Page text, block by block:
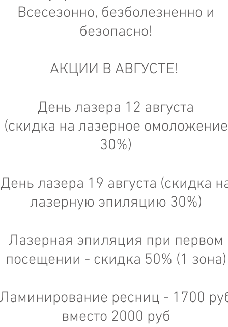
Всесезонно, безболезненно и
безопасно!
АКЦИИ В АВГУСТЕ!
День лазера 12 августа
(скидка на лазерное омоложение
30%)
День лазера 19 августа (скидка
лазерную эпиляцию 30%)
Лазерная эпиляция при первом
посещении - скидка 50% (1 зона)
Ламинирование ресниц - 1700
вместо 2000 руб